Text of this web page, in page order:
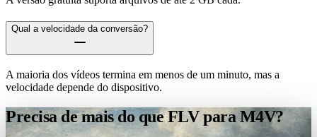
Qual a velocidade da conversão?
A maioria dos vídeos termina em menos de um minuto, mas a
velocidade depende do dispositivo.
Precisa de mais do que FLV para M4V?